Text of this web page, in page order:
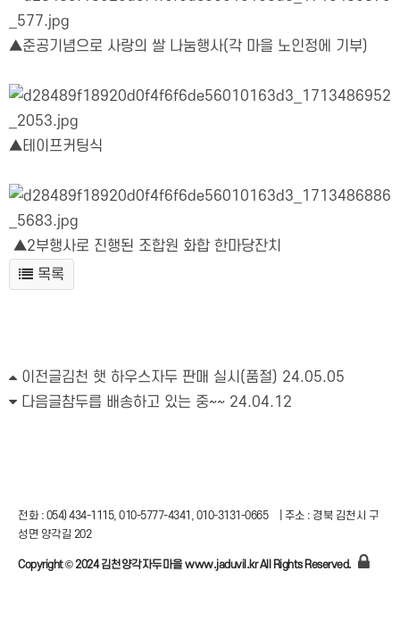
▲준공기념으로 사랑의 쌀 나눔행사(각 마을 노인정에 기부)
▲테이프커팅식
▲2부행사로 진행된 조합원 화합 한마당잔치
목록
이전글김천 햇 하우스자두 판매 실시(품절) 24.05.05
다음글참두릅 배송하고 있는 중~~ 24.04.12
전화 : 054) 434-1115, 010-5777-4341, 010-3131-0665
주소 : 경북 김천시 구
성면 양각길 202
Copyright © 2024 김천양각자두마을 www.jaduvil.kr All Rights Reserved.